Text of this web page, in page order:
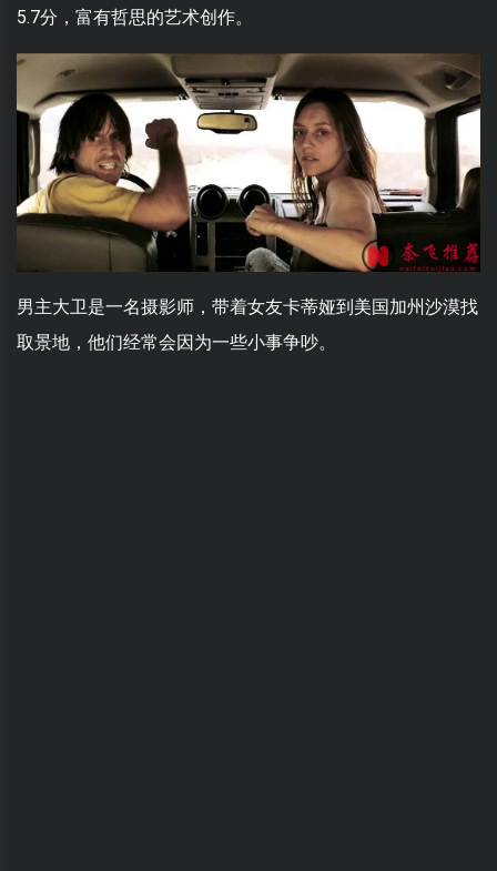
5.7分，富有哲思的艺术创作。
男主大卫是一名摄影师，带着女友卡蒂娅到美国加州沙漠找
取景地，他们经常会因为一些小事争吵。